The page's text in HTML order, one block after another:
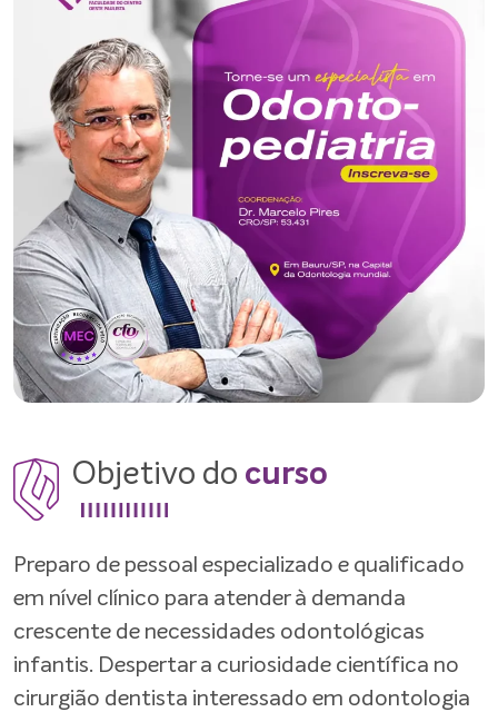
Objetivo do curso
Preparo de pessoal especializado e qualificado
em nível clínico para atender à demanda
crescente de necessidades odontológicas
infantis. Despertar a curiosidade científica no
cirurgião dentista interessado em odontologia